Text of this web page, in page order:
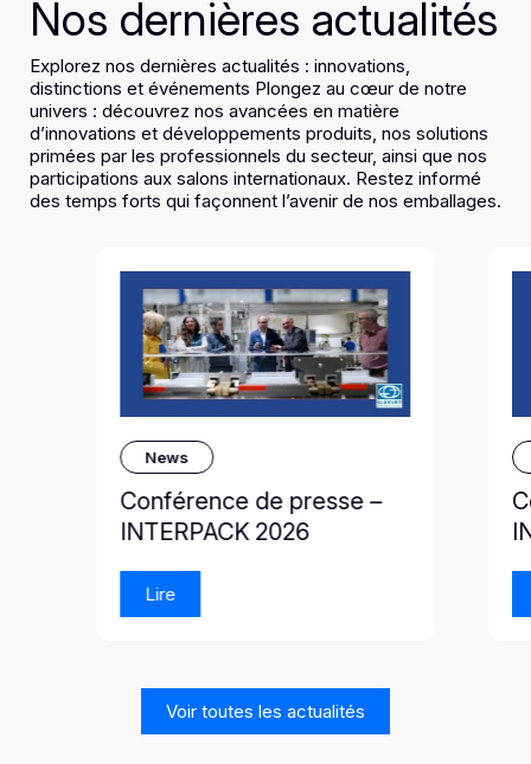
Nos dernières actualités
Explorez nos dernières actualités : innovations,
distinctions et événements Plongez au cœur de notre
univers : découvrez nos avancées en matière
d’innovations et développements produits, nos solutions
primées par les professionnels du secteur, ainsi que nos
participations aux salons internationaux. Restez informé
des temps forts qui façonnent l’avenir de nos emballages.
News
Conférence de presse –
INTERPACK 2026
Lire
Voir toutes les actualités